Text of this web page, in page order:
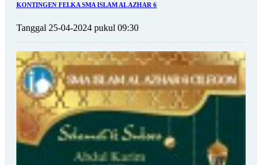
KONTINGEN FELKA SMA ISLAM AL AZHAR 6
Tanggal 25-04-2024 pukul 09:30